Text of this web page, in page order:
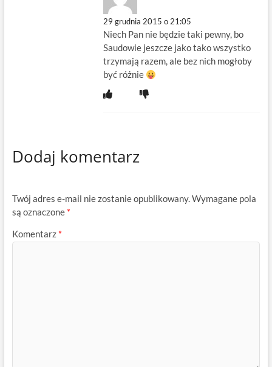
29 grudnia 2015 o 21:05
Niech Pan nie będzie taki pewny, bo
Saudowie jeszcze jako tako wszystko
trzymają razem, ale bez nich mogłoby
być różnie
Dodaj komentarz
Twój adres e-mail nie zostanie opublikowany.Wymagane pola
są oznaczone *
Komentarz *